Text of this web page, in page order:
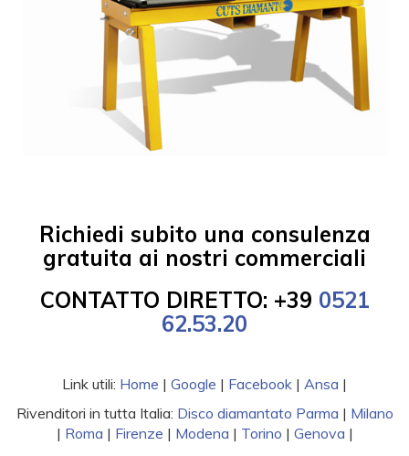
Richiedi subito una consulenza
gratuita ai nostri commerciali
CONTATTO DIRETTO: +39 0521
62.53.20
Link utili: Home | Google | Facebook | Ansa |
Rivenditori in tutta Italia: Disco diamantato Parma | Milano
| Roma | Firenze | Modena | Torino | Genova |